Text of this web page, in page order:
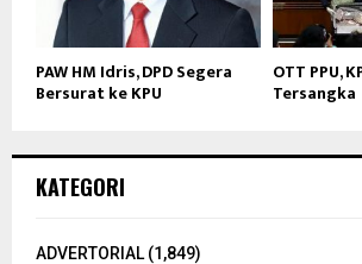
PAW HM Idris, DPD Segera
Bersurat ke KPU
OTT PPU,
Tersangka
KATEGORI
ADVERTORIAL (1,849)